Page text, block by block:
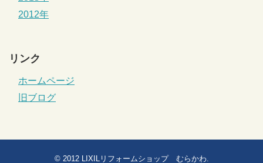
2012年
リンク
ホームページ
旧ブログ
© 2012 LIXILリフォームショップ むらかわ.